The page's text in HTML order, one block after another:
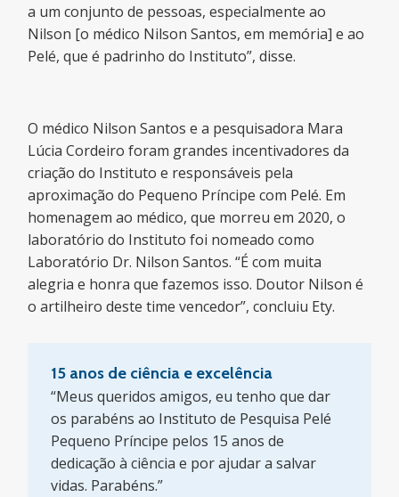
a um conjunto de pessoas, especialmente ao
Nilson [o médico Nilson Santos, em memória] e ao
Pelé, que é padrinho do Instituto”, disse.
O médico Nilson Santos e a pesquisadora Mara
Lúcia Cordeiro foram grandes incentivadores da
criação do Instituto e responsáveis pela
aproximação do Pequeno Príncipe com Pelé. Em
homenagem ao médico, que morreu em 2020, o
laboratório do Instituto foi nomeado como
Laboratório Dr. Nilson Santos. “É com muita
alegria e honra que fazemos isso. Doutor Nilson é
o artilheiro deste time vencedor”, concluiu Ety.
15 anos de ciência e excelência
“Meus queridos amigos, eu tenho que dar
os parabéns ao Instituto de Pesquisa Pelé
Pequeno Príncipe pelos 15 anos de
dedicação à ciência e por ajudar a salvar
vidas. Parabéns.”